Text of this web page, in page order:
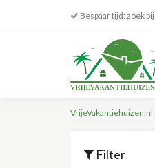
Bespaar tijd: zoek bij
VrijeVakantiehuizen.nl
Filter